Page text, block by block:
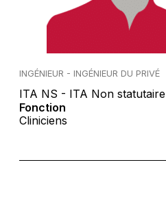
INGÉNIEUR - INGÉNIEUR DU PRIVÉ
ITA NS - ITA Non statutaire
Fonction
Cliniciens